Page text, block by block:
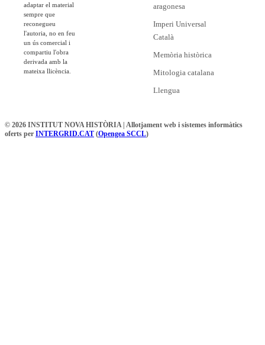
adaptar el material
sempre que
reconegueu
l'autoria, no en feu
un ús comercial i
compartiu l'obra
derivada amb la
mateixa llicència.
aragonesa
Imperi Universal
Català
Memòria històrica
Mitologia catalana
Llengua
© 2026 INSTITUT NOVA HISTÒRIA | Allotjament web i sistemes informàtics
oferts per INTERGRID.CAT (Opengea SCCL)